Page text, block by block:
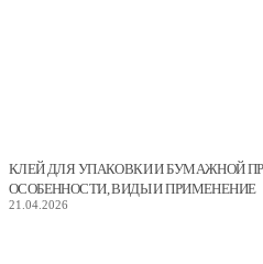
КЛЕЙ ДЛЯ УПАКОВКИ И БУМАЖНОЙ
ОСОБЕННОСТИ, ВИДЫ И ПРИМЕНЕНИЕ
21.04.2026